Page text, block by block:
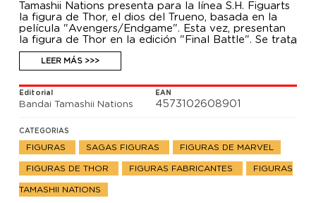
Tamashii Nations presenta para la línea S.H. Figuarts
la figura de Thor, el dios del Trueno, basada en la
película "Avengers/Endgame". Esta vez, presentan
la figura de Thor en la edición "Final Battle". Se trata
de una figura articulada de 16.5 cm de alto hecha en
PVC. Incluye 1 rostro opcional, 4x pares de manos
intercambiables, el martillo "Mjolnir", el hacha
"Stormbreaker", un efecto Stormbreaker, un set de
efectos y un set de efectos de Mjolnir.
LEER MÁS >>>
Editorial
Bandai Tamashii Nations
EAN
4573102608901
CATEGORIAS
FIGURAS SAGAS FIGURAS FIGURAS DE MARVEL
FIGURAS DE THOR FIGURAS FABRICANTES FIGURAS
TAMASHII NATIONS